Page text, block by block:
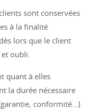
sont conservées
à la finalité
lors que le client
oubli.
quant à elles
la durée nécessaire
conformité…)